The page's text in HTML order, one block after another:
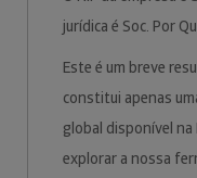
jurídica é Soc. Por
Este é um breve
constitui apenas
global disponível
explorar a nossa